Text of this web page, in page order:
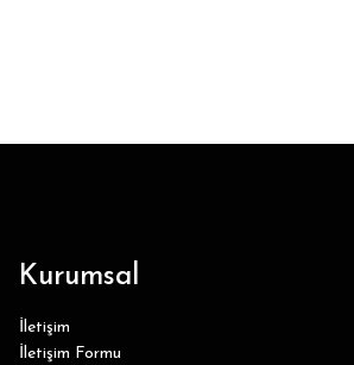
Kurumsal
İletişim
İletişim Formu